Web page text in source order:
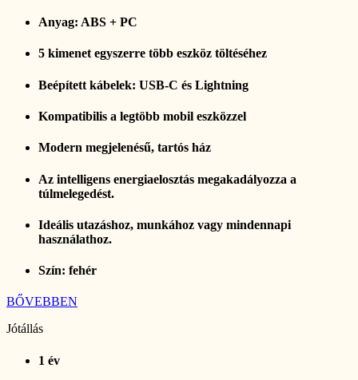
Anyag: ABS + PC
5 kimenet egyszerre több eszköz töltéséhez
Beépített kábelek: USB-C és Lightning
Kompatibilis a legtöbb mobil eszközzel
Modern megjelenésű, tartós ház
Az intelligens energiaelosztás megakadályozza a
túlmelegedést.
Ideális utazáshoz, munkához vagy mindennapi
használathoz.
Szín: fehér
BŐVEBBEN
Jótállás
1 év